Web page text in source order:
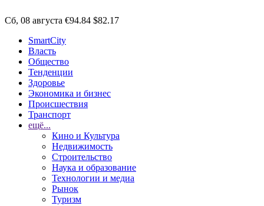
Сб, 08 августа €94.84 $82.17
SmartCity
Власть
Общество
Тенденции
Здоровье
Экономика и бизнес
Происшествия
Транспорт
ещё...
Кино и Культура
Недвижимость
Строительство
Наука и образование
Технологии и медиа
Рынок
Туризм